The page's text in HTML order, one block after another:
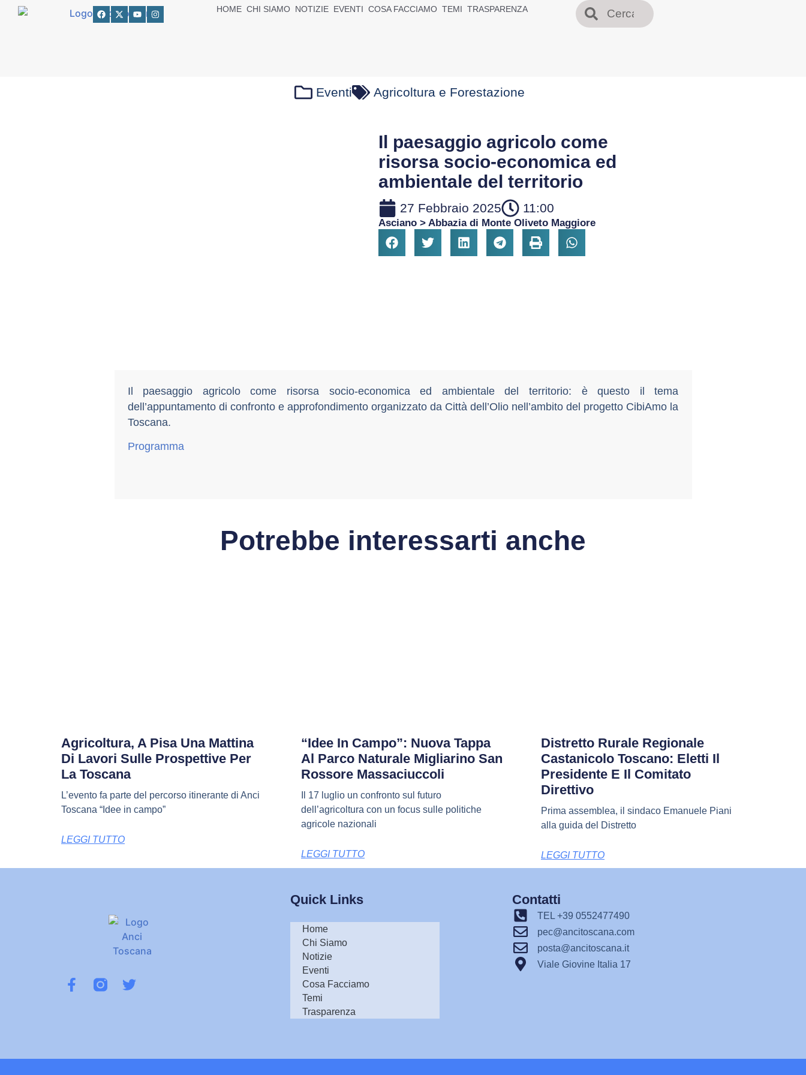
HOME CHI SIAMO NOTIZIE EVENTI COSA FACCIAMO TEMI TRASPARENZA
Eventi Agricoltura e Forestazione
Il paesaggio agricolo come
risorsa socio-economica ed
ambientale del territorio
27 Febbraio 2025 11:00
Asciano > Abbazia di Monte Oliveto Maggiore
Il paesaggio agricolo come risorsa socio-economica ed ambientale del territorio: è questo il tema
dell’appuntamento di confronto e approfondimento organizzato da Città dell’Olio nell’ambito del progetto CibiAmo la
Toscana.
Programma
Potrebbe interessarti anche
Agricoltura, A Pisa Una Mattina
Di Lavori Sulle Prospettive Per
La Toscana
L’evento fa parte del percorso itinerante di Anci
Toscana “Idee in campo”
LEGGI TUTTO
“Idee In Campo”: Nuova Tappa
Al Parco Naturale Migliarino San
Rossore Massaciuccoli
Il 17 luglio un confronto sul futuro
dell’agricoltura con un focus sulle politiche
agricole nazionali
LEGGI TUTTO
Distretto Rurale Regionale
Castanicolo Toscano: Eletti Il
Presidente E Il Comitato
Direttivo
Prima assemblea, il sindaco Emanuele Piani
alla guida del Distretto
LEGGI TUTTO
Quick Links
Home
Chi Siamo
Notizie
Eventi
Cosa Facciamo
Temi
Trasparenza
Contatti
TEL +39 0552477490
pec@ancitoscana.com
posta@ancitoscana.it
Viale Giovine Italia 17